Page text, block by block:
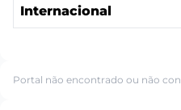
Internacional
Portal não encontrado ou não